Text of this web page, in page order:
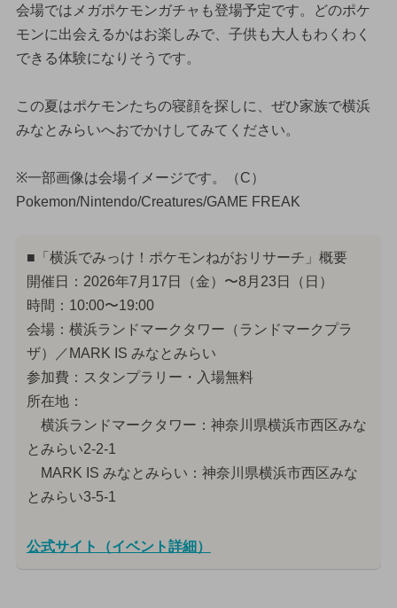
会場ではメガポケモンガチャも登場予定です。どのポケ
モンに出会えるかはお楽しみで、子供も大人もわくわく
できる体験になりそうです。
この夏はポケモンたちの寝顔を探しに、ぜひ家族で横浜
みなとみらいへおでかけしてみてください。
※一部画像は会場イメージです。（C）
Pokemon/Nintendo/Creatures/GAME FREAK
■「横浜でみっけ！ポケモンねがおリサーチ」概要
開催日：2026年7月17日（金）〜8月23日（日）
時間：10:00〜19:00
会場：横浜ランドマークタワー（ランドマークプラ
ザ）／MARK IS みなとみらい
参加費：スタンプラリー・入場無料
所在地：
横浜ランドマークタワー：神奈川県横浜市西区みな
とみらい2-2-1
MARK IS みなとみらい：神奈川県横浜市西区みな
とみらい3-5-1
公式サイト（イベント詳細）